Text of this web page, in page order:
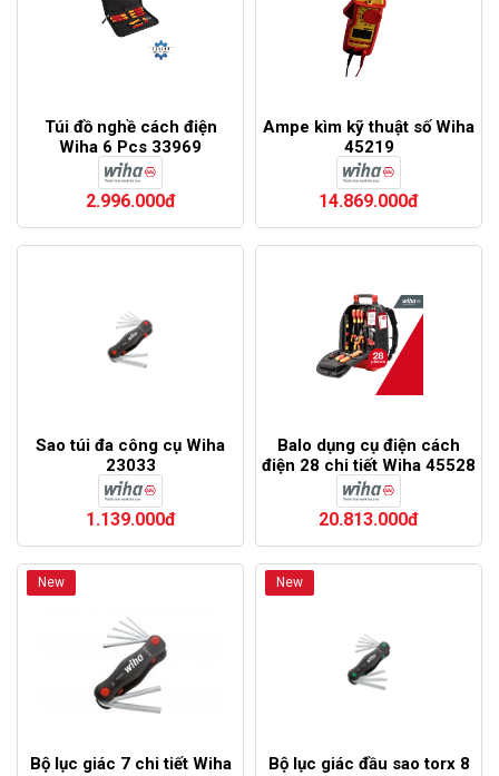
Túi đồ nghề cách điện
Wiha 6 Pcs 33969
2.996.000đ
Ampe kìm kỹ thuật số Wiha
45219
14.869.000đ
Sao túi đa công cụ Wiha
23033
1.139.000đ
Balo dụng cụ điện cách
điện 28 chi tiết Wiha 45528
20.813.000đ
New
Bộ lục giác 7 chi tiết Wiha
New
Bộ lục giác đầu sao torx 8